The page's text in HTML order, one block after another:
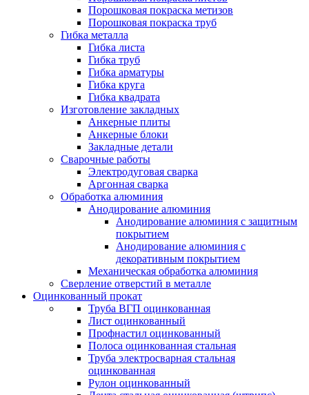
Порошковая покраска метизов
Порошковая покраска труб
Гибка металла
Гибка листа
Гибка труб
Гибка арматуры
Гибка круга
Гибка квадрата
Изготовление закладных
Анкерные плиты
Анкерные блоки
Закладные детали
Сварочные работы
Электродуговая сварка
Аргонная сварка
Обработка алюминия
Анодирование алюминия
Анодирование алюминия с защитным
покрытием
Анодирование алюминия с
декоративным покрытием
Механическая обработка алюминия
Сверление отверстий в металле
Оцинкованный прокат
Труба ВГП оцинкованная
Лист оцинкованный
Профнастил оцинкованный
Полоса оцинкованная стальная
Труба электросварная стальная
оцинкованная
Рулон оцинкованный